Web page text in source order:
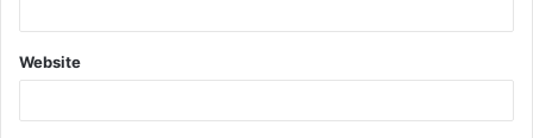
Website